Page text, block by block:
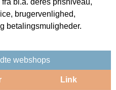
brugervenlighed,
betalingsmuligheder.
webshops
Link